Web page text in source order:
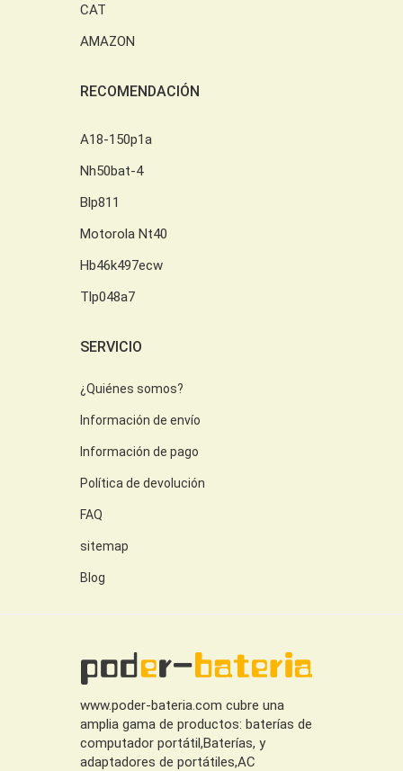
CAT
AMAZON
RECOMENDACIÓN
A18-150p1a
Nh50bat-4
Blp811
Motorola Nt40
Hb46k497ecw
Tlp048a7
SERVICIO
¿Quiénes somos?
Información de envío
Información de pago
Política de devolución
FAQ
sitemap
Blog
www.poder-bateria.com cubre una
amplia gama de productos: baterías de
computador portátil,Baterías, y
adaptadores de portátiles,AC